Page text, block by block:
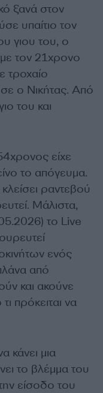
ξανά στον
υπαίτιο τον
γιου του, ο
τον 21χρονο
τροχαίο
ο Νικήτας. Από
του και
είχε
το απόγευμα.
ραντεβού
Μάλιστα,
το Live
ενός
από
και ακούνε
πρόκειται να
κάνει μια
το βλέμμα του
είσοδο του